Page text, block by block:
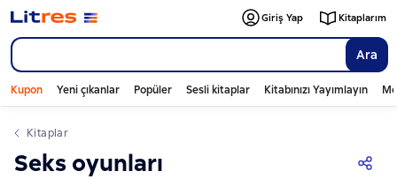
Ara
Giriş Yap Kitaplarım
Kupon Yeni çıkanlar Popüler Sesli kitaplar Kitabınızı Yayımlayın
Kitaplar
Seks oyunları